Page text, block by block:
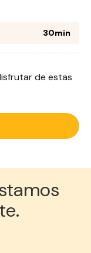
30min
de estas